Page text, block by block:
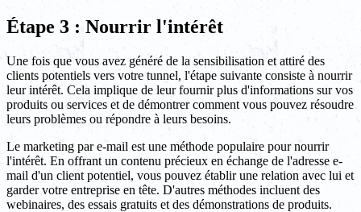
Étape 3 : Nourrir l'intérêt
Une fois que vous avez généré de la sensibilisation et attiré des
clients potentiels vers votre tunnel, l'étape suivante consiste à nourrir
leur intérêt. Cela implique de leur fournir plus d'informations sur vos
produits ou services et de démontrer comment vous pouvez résoudre
leurs problèmes ou répondre à leurs besoins.
Le marketing par e-mail est une méthode populaire pour nourrir
l'intérêt. En offrant un contenu précieux en échange de l'adresse e-
mail d'un client potentiel, vous pouvez établir une relation avec lui et
garder votre entreprise en tête. D'autres méthodes incluent des
webinaires, des essais gratuits et des démonstrations de produits.